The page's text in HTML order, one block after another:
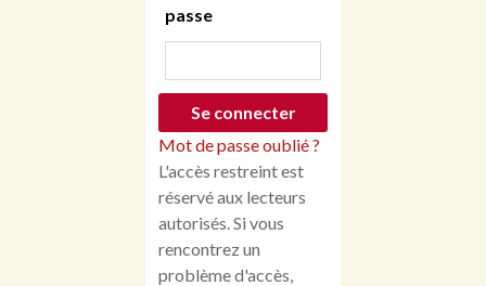
passe
Mot de passe oublié ?
L'accès restreint est
réservé aux lecteurs
autorisés. Si vous
rencontrez un
problème d'accès,